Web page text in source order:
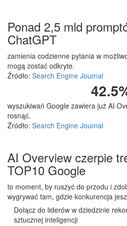
Ponad 2,5 mld
ChatGPT
zamienia codzienne pytania w
mogą zostać odkryte.
Źródło: Search Engine Journal
42.5
wyszukiwań Google zawiera już AI
rosnąć.
Źródło: Search Engine Journal
AI Overview czerpie
TOP10 Google
to moment, by ruszyć do przodu i
wygrywać tam, gdzie konkurencja
Dołącz do liderów w dziedzinie
sztucznej inteligencji